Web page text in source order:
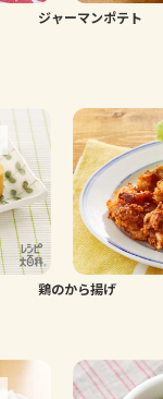
ジャーマンポテト
鶏のから揚げ